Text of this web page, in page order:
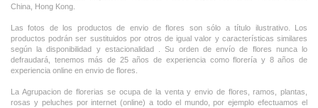
China, Hong Kong.
Las fotos de los productos de envio de flores son sólo a título ilustrativo. Los
productos podrán ser sustituidos por otros de igual valor y características similares
según la disponibilidad y estacionalidad . Su orden de envío de flores nunca lo
defraudará, tenemos más de 25 años de experiencia como florería y 8 años de
experiencia online en envio de flores.
La Agrupacion de florerias se ocupa de la venta y envio de flores, ramos, plantas,
rosas y peluches por internet (online) a todo el mundo, por ejemplo efectuamos el